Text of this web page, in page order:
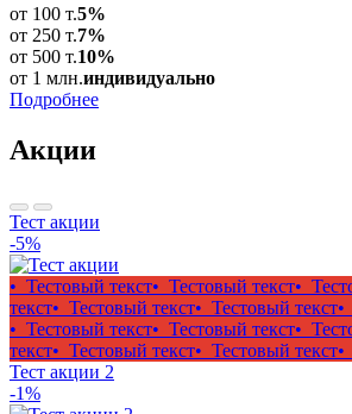
от 100 т.5%
от 250 т.7%
от 500 т.10%
от 1 млн.индивидуально
Подробнее
Акции
Тест акции
-5%
• Тестовый текст• Тестовый текст•
текст• Тестовый текст• Тестовый текст•
• Тестовый текст• Тестовый текст•
текст• Тестовый текст• Тестовый текст•
Тест акции 2
-1%